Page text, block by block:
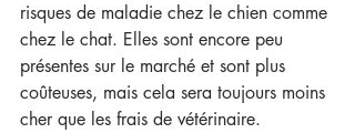
risques de maladie chez le chien comme
chez le chat. Elles sont encore peu
présentes sur le marché et sont plus
coûteuses, mais cela sera toujours moins
cher que les frais de vétérinaire.